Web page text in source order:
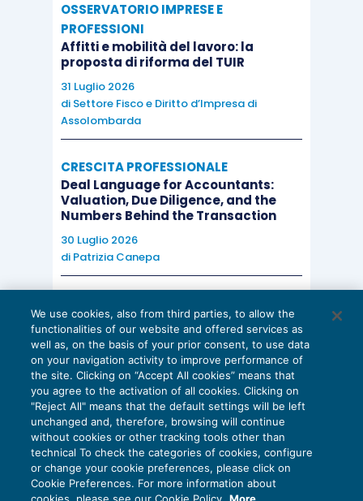
OSSERVATORIO IMPRESE E
PROFESSIONI
Affitti e mobilità del lavoro: la
proposta di riforma del TUIR
31 Luglio 2026
di Settore Fisco e Diritto d’Impresa di
Assolombarda
CRESCITA PROFESSIONALE
Deal Language for Accountants:
Valuation, Due Diligence, and the
Numbers Behind the Transaction
30 Luglio 2026
di Patrizia Canepa
EU AI Act e studi professionali: le
scadenze concrete
27 Luglio 2026
di Diego BarberieStefano Dovier
Privacy Policy
We use cookies, also from third parties, to allow the
functionalities of our website and offered services as
well as, on the basis of your prior consent, to use data
on your navigation activity to improve performance of
the site. Clicking on “Accept All cookies” means that
you agree to the activation of all cookies. Clicking on
"Reject All" means that the default settings will be left
unchanged and, therefore, browsing will continue
without cookies or other tracking tools other than
technical To check the categories of cookies, configure
or change your cookie preferences, please click on
Cookie Preferences. For more information about